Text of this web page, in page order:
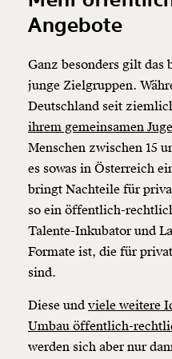
Angebote
Ganz besonders gilt das
junge Zielgruppen.
Deutschland seit
ihrem gemeinsamen
Menschen zwischen 15
es sowas in Österreich
bringt Nachteile für
so ein öffentlich-
Talente-Inkubator und
Formate ist, die für
sind.
Diese und viele weitere
Umbau öffentlich-
werden sich aber nur